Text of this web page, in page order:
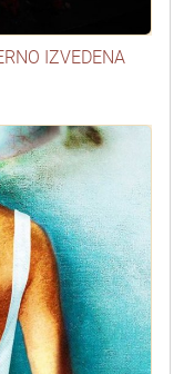
IZVEDENA